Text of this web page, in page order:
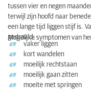
Groeipijnen bij
Groeipijnen bij
tussen vier en negen
terwijl zijn hoofd naar
een lange tijd liggen stijf is.
gedraaid.
Mogelijke symptomen van
vaker liggen
kort wandelen
moeilijk rechtstaan
moeilijk gaan zitten
moeite met springen